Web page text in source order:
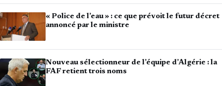
« Police de l’eau » : ce que prévoit le futur décret
annoncé par le ministre
Nouveau sélectionneur de l’équipe d’Algérie : la
FAF retient trois noms